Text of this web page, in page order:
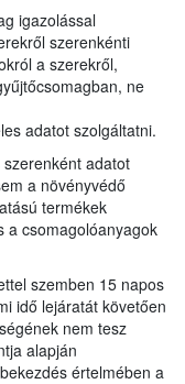
igazolással
szerenkénti
a szerekről,
ne
adatot szolgáltatni.
adatot
a növényvédő
termékek
a csomagolóanyagok
szemben 15 napos
idő lejáratát követően
nem tesz
alapján
értelmében a